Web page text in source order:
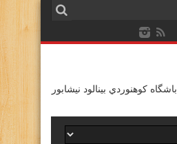
باشگاه كوهنوردي بينالود نيشابور